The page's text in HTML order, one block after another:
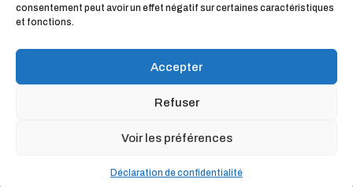
consentement peut avoir un effet négatif sur certaines caractéristiques
et fonctions.
Accepter
Refuser
Voir les préférences
Déclaration de confidentialité
Ostéopathes connectés |
Mentions légales |CGV